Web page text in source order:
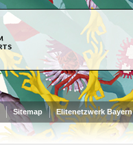
Sitemap Elitenetzwerk Bayern